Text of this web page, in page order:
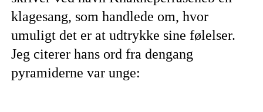
klagesang, som handlede om, hvor
umuligt det er at udtrykke sine følelser.
Jeg citerer hans ord fra dengang
pyramiderne var unge: